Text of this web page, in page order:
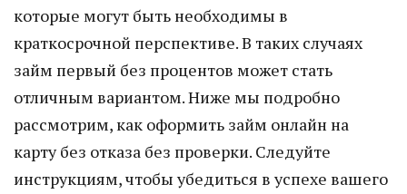
которые могут быть необходимы в
краткосрочной перспективе. В таких случаях
займ первый без процентов может стать
отличным вариантом. Ниже мы подробно
рассмотрим, как оформить займ онлайн на
карту без отказа без проверки. Следуйте
инструкциям, чтобы убедиться в успехе вашего